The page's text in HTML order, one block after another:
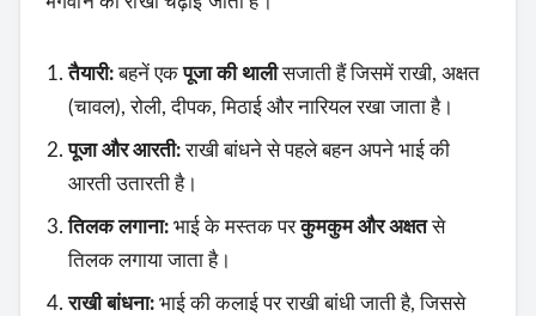
तैयारी:बहनें एकपूजा की थालीसजाती हैं जिसमें राखी, अक्षत
(चावल), रोली, दीपक, मिठाई और नारियल रखा जाता है।
पूजा और आरती:राखी बांधने से पहले बहन अपने भाई की
आरती उतारती है।
तिलक लगाना: भाई के मस्तक परकुमकुम और अक्षतसे
तिलक लगाया जाता है।
राखी बांधना: भाई की कलाई पर राखी बांधी जाती है, जिससे